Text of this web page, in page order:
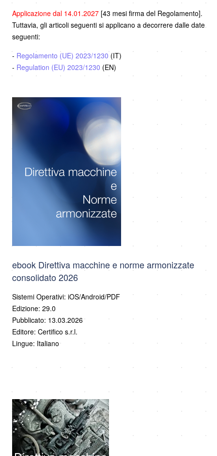
Applicazione dal 14.01.2027 [43 mesi firma del Regolamento].
Tuttavia, gli articoli seguenti si applicano a decorrere dalle date
seguenti:
- Regolamento (UE) 2023/1230 (IT)
- Regulation (EU) 2023/1230 (EN)
ebook Direttiva macchine e norme armonizzate
consolidato 2026
Sistemi Operativi: iOS/Android/PDF
Edizione: 29.0
Pubblicato: 13.03.2026
Editore: Certifico s.r.l.
Lingue: Italiano